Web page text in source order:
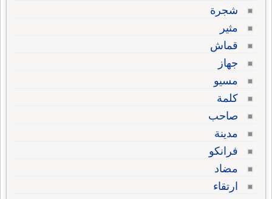
شجرة
مثير
قماش
جهاز
مسيو
كلمة
صاحب
مدينة
فرانكو
مضاد
ارتقاء